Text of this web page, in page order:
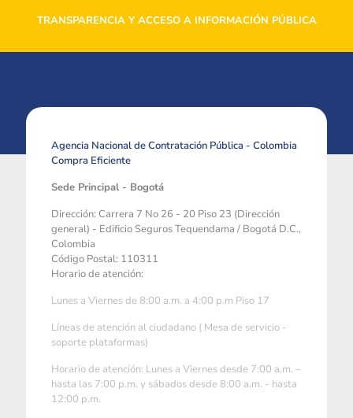
TRANSPARENCIA Y ACCESO A INFORMACIÓN PÚBLICA
Agencia Nacional de Contratación Pública - Colombia
Compra Eficiente
Sede Principal - Bogotá
Dirección: Carrera 7 No 26 - 20 Piso 23 (Dirección
general) - Edificio Seguros Tequendama / Bogotá D.C.,
Colombia
Código Postal: 110311
Horario de atención:
Lunes a Viernes de 8:00 a.m. a 4:00 p.m Piso 17
Líneas de atención al ciudadano ( Mesa de servicio -
soporte plataformas)
Horario de atención: Lunes a Viernes desde 7:00 a.m. –
hasta las 7:00 p.m. y sábados desde 8:00 a.m. - hasta
12:00 p.m.